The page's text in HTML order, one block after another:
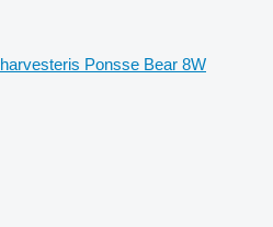
harvesteris Ponsse Bear 8W